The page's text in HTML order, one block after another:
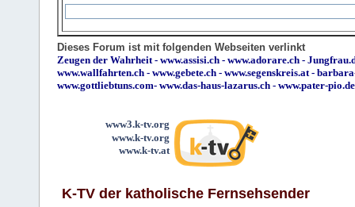
Dieses Forum ist mit folgenden Webseiten verlinkt
Zeugen der Wahrheit- www.assisi.ch - www.adorare.ch -
www.wallfahrten.ch - www.gebete.ch - www.segenskreis.at-
www.gottliebtuns.com- www.das-haus-lazarus.ch - www.pater-pio.de
www3.k-tv.org
www.k-tv.org
www.k-tv.at
K-TV der katholische Fernsehsender